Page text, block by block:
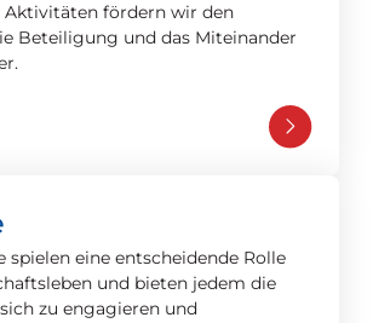
Aktivitäten fördern wir den
Beteiligung und das Miteinander
spielen eine entscheidende Rolle
und bieten jedem die
zu engagieren und